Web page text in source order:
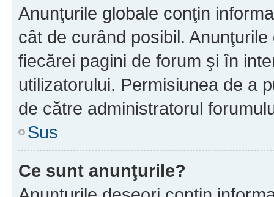
Anunţurile globale conţin
cât de curând posibil.
fiecărei pagini de forum şi în
utilizatorului. Permisiunea de a
de către administratorul
Sus
Ce sunt anunţurile?